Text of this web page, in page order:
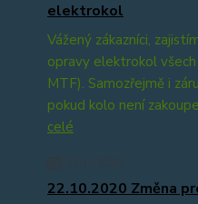
elektrokol
Vážený zákazníci,
opravy elektrokol
MTF). Samozřejmě i
pokud kolo není
celé
22.10.2020 Změna